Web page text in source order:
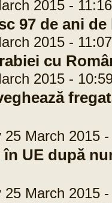
2015 -
97 de ani
2015 -
cu
2015 -
March 2015 -
UE după
March 2015 -